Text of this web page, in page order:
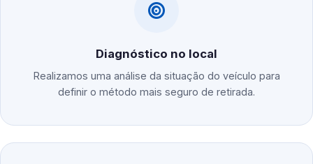
Diagnóstico no local
Realizamos uma análise da situação do veículo para
definir o método mais seguro de retirada.